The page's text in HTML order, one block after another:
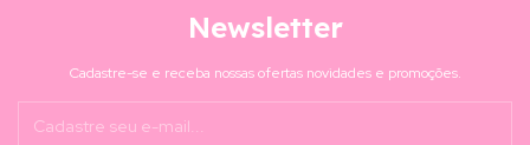
Newsletter
Cadastre-se e receba nossas ofertas novidades e promoções.